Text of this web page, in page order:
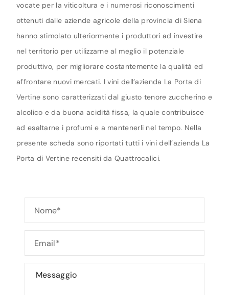
vocate per la viticoltura e i numerosi riconoscimenti
ottenuti dalle aziende agricole della provincia di Siena
hanno stimolato ulteriormente i produttori ad investire
nel territorio per utilizzarne al meglio il potenziale
produttivo, per migliorare costantemente la qualità ed
affrontare nuovi mercati. I vini dell’azienda La Porta di
Vertine sono caratterizzati dal giusto tenore zuccherino e
alcolico e da buona acidità fissa, la quale contribuisce
ad esaltarne i profumi e a mantenerli nel tempo. Nella
presente scheda sono riportati tutti i vini dell’azienda La
Porta di Vertine recensiti da Quattrocalici.